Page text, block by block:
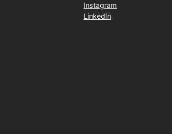
Instagram
LinkedIn